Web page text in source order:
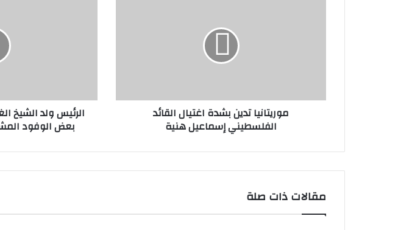
موريتانيا تدين بشدة اغتيال القائد
الفلسطيني إسماعيل هنية
الرئيس ولد الشيخ
بعض الوفود
مقالات ذات صلة